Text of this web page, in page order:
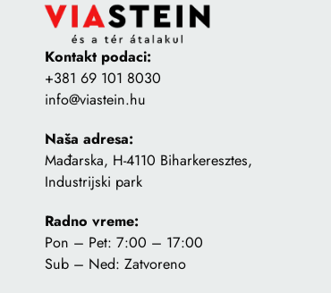
Kontakt podaci:
+381 69 101 8030
info@viastein.hu
Naša adresa:
Mađarska, H-4110 Biharkeresztes,
Industrijski park
Radno vreme:
Pon – Pet: 7:00 – 17:00
Sub – Ned: Zatvoreno